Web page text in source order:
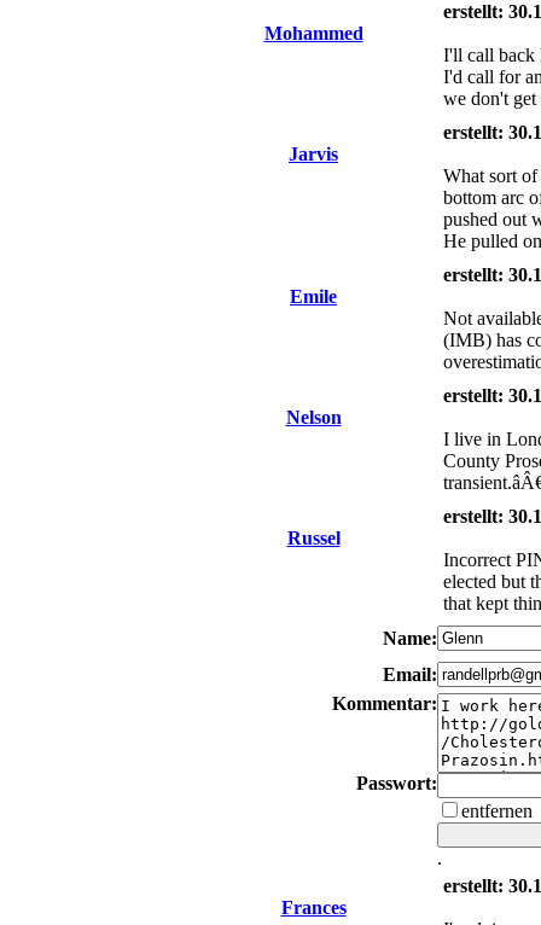
Mohammed
erstellt:
I'll call back
I'd call for
we don't
Jarvis
erstellt:
What sort
bottom arc
pushed out
He pulled
Emile
erstellt:
Not
(IMB) has
Nelson
erstellt:
I live in
County
Russel
erstellt:
Incorrect
elected but
that kept
Name:
Email:
Kommentar:
Passwort:
entfernen
.
Frances
erstellt: